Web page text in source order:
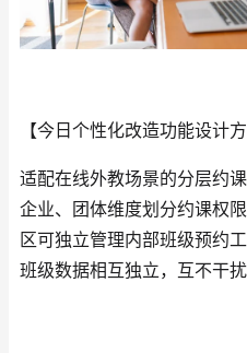
【今日个性化改造功能设计方
适配在线外教场景的分层约
企业、团体维度划分约课权
区可独立管理内部班级预约
班级数据相互独立，互不干扰